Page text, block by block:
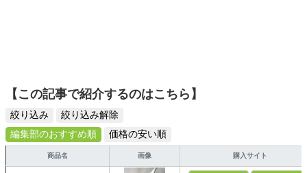
【この記事で紹介するのはこちら】
絞り込み
絞り込み解除
編集部のおすすめ順
価格の安い順
商品名 画像 購入サイト